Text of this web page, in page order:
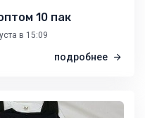
10 пак
в 15:09
подробнее